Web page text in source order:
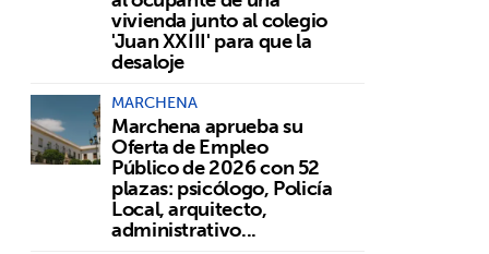
vivienda junto al colegio
'Juan XXIII' para que la
desaloje
MARCHENA
Marchena aprueba su
Oferta de Empleo
Público de 2026 con 52
plazas: psicólogo, Policía
Local, arquitecto,
administrativo...